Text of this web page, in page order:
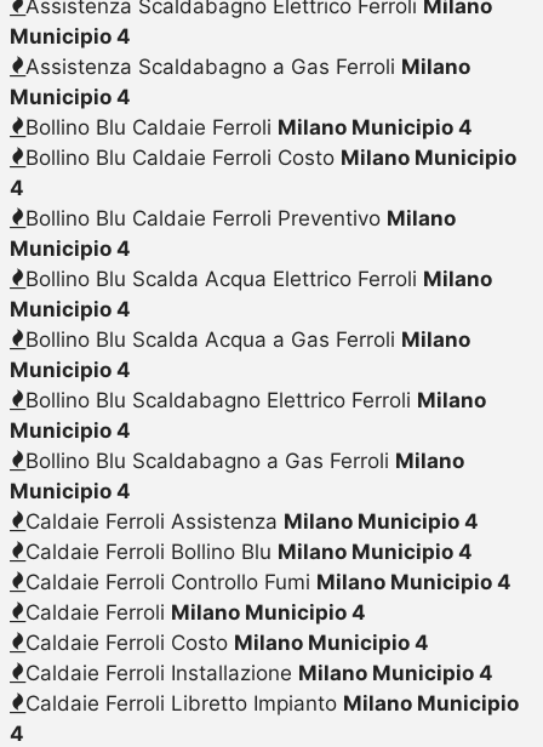
Assistenza Scaldabagno Elettrico Ferroli Milano
Municipio 4
Assistenza Scaldabagno a Gas Ferroli Milano
Municipio 4
Bollino Blu Caldaie Ferroli Milano Municipio 4
Bollino Blu Caldaie Ferroli Costo Milano Municipio
4
Bollino Blu Caldaie Ferroli Preventivo Milano
Municipio 4
Bollino Blu Scalda Acqua Elettrico Ferroli Milano
Municipio 4
Bollino Blu Scalda Acqua a Gas Ferroli Milano
Municipio 4
Bollino Blu Scaldabagno Elettrico Ferroli Milano
Municipio 4
Bollino Blu Scaldabagno a Gas Ferroli Milano
Municipio 4
Caldaie Ferroli Assistenza Milano Municipio 4
Caldaie Ferroli Bollino Blu Milano Municipio 4
Caldaie Ferroli Controllo Fumi Milano Municipio 4
Caldaie Ferroli Milano Municipio 4
Caldaie Ferroli Costo Milano Municipio 4
Caldaie Ferroli Installazione Milano Municipio 4
Caldaie Ferroli Libretto Impianto Milano Municipio
4